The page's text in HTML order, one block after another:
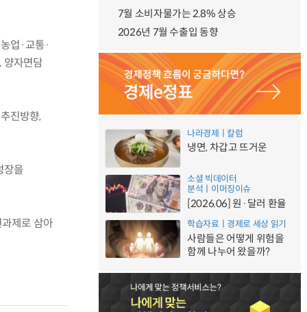
업·교통·
양자면담
진방향,
장을
제로 삼아
7월 소비자물가는 2.8% 상승
2026년 7월 수출입 동향
나라경제ㅣ칼럼
냉면, 차갑고 뜨거운
소셜 빅데이터
분석ㅣ이머징이슈
[2026.06] 원·달러 환율
학습자료ㅣ경제로 세상 읽기
사람들은 어떻게 위험을
함께 나누어 왔을까?